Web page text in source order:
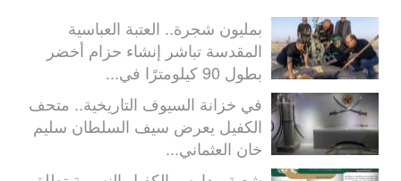
بمليون شجرة.. العتبة العباسية
المقدسة تباشر إنشاء حزام أخضر
بطول 90 كيلومترًا في...
في خزانة السيوف التاريخية.. متحف
الكفيل يعرض سيف السلطان سليم
خان العثماني...